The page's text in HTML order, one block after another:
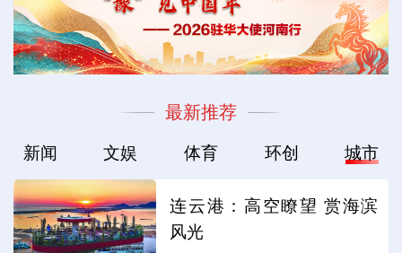
最新推荐
新闻 文娱 体育 环创 城市
连云港：高空瞭望 赏海滨
风光